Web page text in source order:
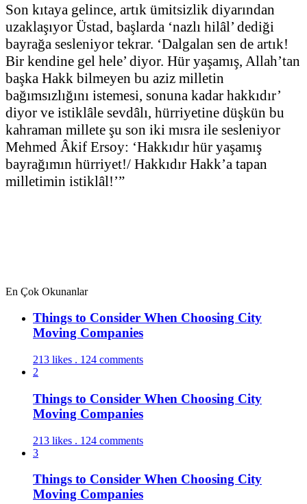
Son kıtaya gelince, artık ümitsizlik diyarından
uzaklaşıyor Üstad, başlarda ‘nazlı hilâl’ dediği
bayrağa sesleniyor tekrar. ‘Dalgalan sen de artık!
Bir kendine gel hele’ diyor. Hür yaşamış, Allah’tan
başka Hakk bilmeyen bu aziz milletin
bağımsızlığını istemesi, sonuna kadar hakkıdır’
diyor ve istiklâle sevdâlı, hürriyetine düşkün bu
kahraman millete şu son iki mısra ile sesleniyor
Mehmed Âkif Ersoy: ‘Hakkıdır hür yaşamış
bayrağımın hürriyet!/ Hakkıdır Hakk’a tapan
milletimin istiklâl!’”
En Çok Okunanlar
Things to Consider When Choosing City
Moving Companies
213 likes . 124 comments
2
Things to Consider When Choosing City
Moving Companies
213 likes . 124 comments
3
Things to Consider When Choosing City
Moving Companies